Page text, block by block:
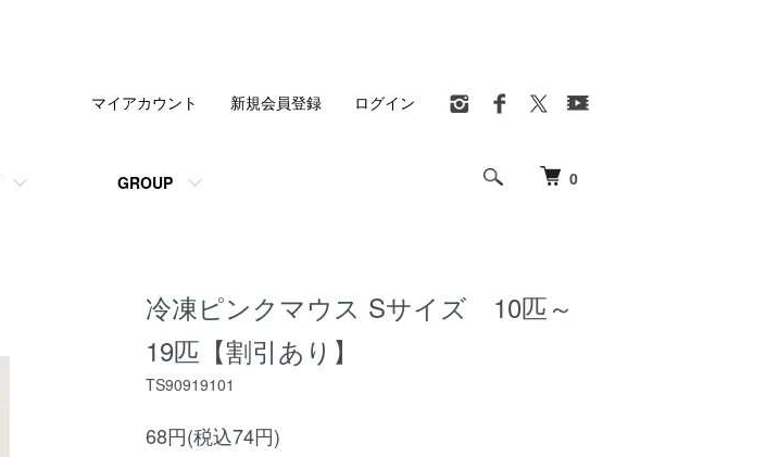
0
GROUP
マイアカウント 新規会員登録 ログイン
冷凍ピンクマウス Sサイズ 10匹～
19匹【割引あり】
TS90919101
68円(税込74円)